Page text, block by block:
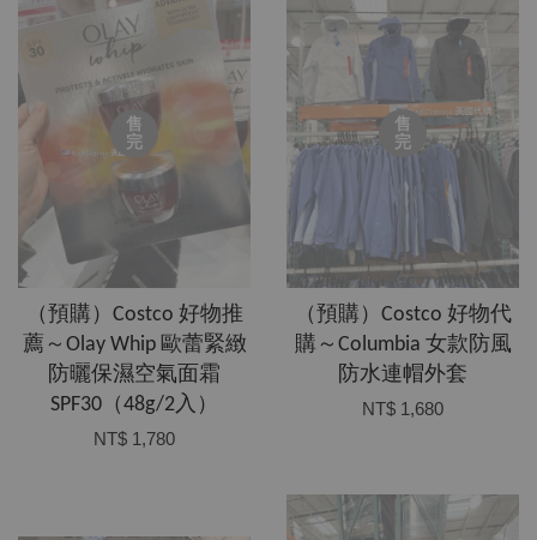
售
完
（預購）Costco 好物推
薦～Olay Whip 歐蕾緊緻
防曬保濕空氣面霜
SPF30（48g/2入）
NT$ 1,780
售
完
（預購）Costco 好物代
購～Columbia 女款防風
防水連帽外套
NT$ 1,680